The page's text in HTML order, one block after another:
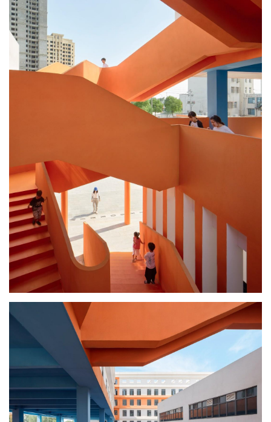
建
筑
内
设
计
城
市
与
景
观
教
登录 注册